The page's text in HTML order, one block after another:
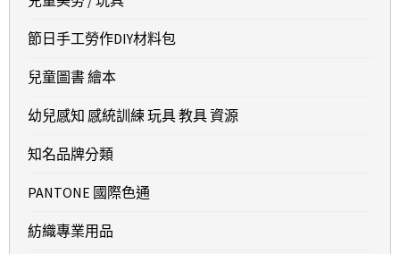
節日手工勞作DIY材料包
兒童圖書 繪本
幼兒感知 感統訓練 玩具 教具 資源
知名品牌分類
PANTONE 國際色通
紡織專業用品